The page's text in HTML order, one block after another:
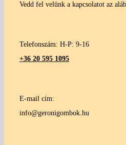
Vedd fel velünk a kapcsolatot az
Telefonszám: H-P: 9-16
+36 20 595 1095
E-mail cím:
info@geronigombok.hu